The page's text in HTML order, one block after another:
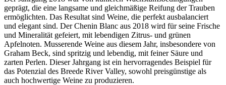
geprägt, die eine langsame und gleichmäßige Reifung der Trauben
ermöglichten. Das Resultat sind Weine, die perfekt ausbalanciert
und elegant sind. Der Chenin Blanc aus 2018 wird für seine Frische
und Mineralität gefeiert, mit lebendigen Zitrus- und grünen
Apfelnoten. Musserende Weine aus diesem Jahr, insbesondere von
Graham Beck, sind spritzig und lebendig, mit feiner Säure und
zarten Perlen. Dieser Jahrgang ist ein hervorragendes Beispiel für
das Potenzial des Breede River Valley, sowohl preisgünstige als
auch hochwertige Weine zu produzieren.